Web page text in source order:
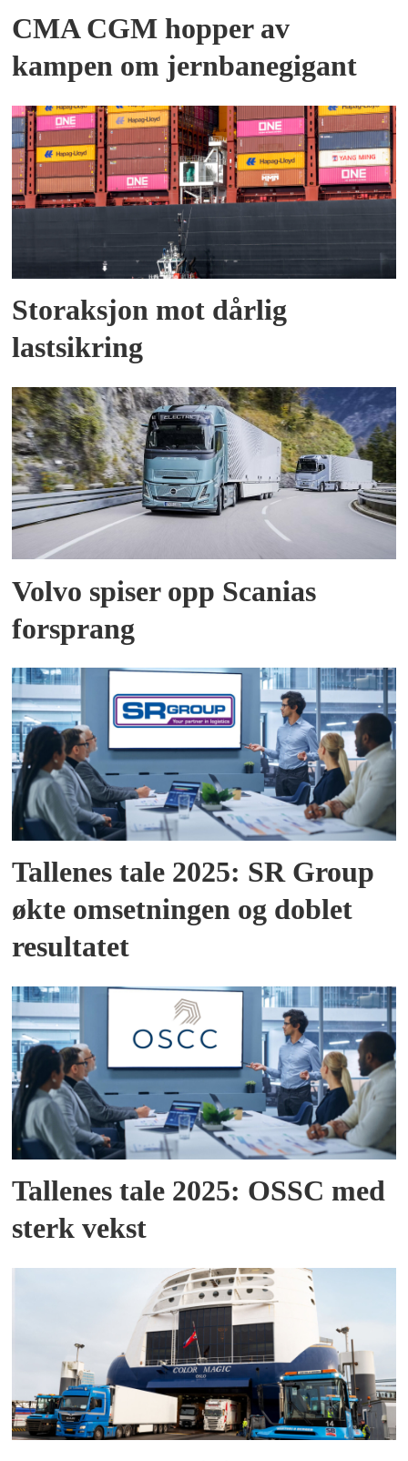
CMA CGM hopper av
kampen om jernbanegigant
Storaksjon mot dårlig
lastsikring
Volvo spiser opp Scanias
forsprang
Tallenes tale 2025: SR Group
økte omsetningen og doblet
resultatet
Tallenes tale 2025: OSSC med
sterk vekst